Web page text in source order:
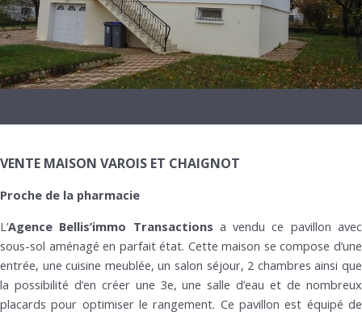
VENTE MAISON VAROIS ET CHAIGNOT
Proche de la pharmacie
L’Agence Bellis’immo Transactions a vendu ce pavillon avec
sous-sol aménagé en parfait état. Cette maison se compose d’une
entrée, une cuisine meublée, un salon séjour, 2 chambres ainsi que
la possibilité d’en créer une 3e, une salle d’eau et de nombreux
placards pour optimiser le rangement. Ce pavillon est équipé de